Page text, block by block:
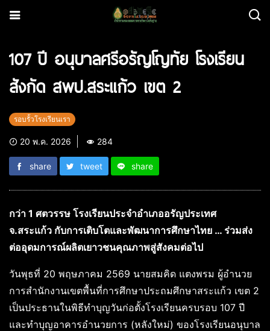
107 ปี อนุบาลศรีอรัญโญทัย โรงเรียน
สังกัด สพป.สระแก้ว เขต 2
รอบรั้วโรงเรียนเรา
20 พ.ค. 2026 284
share tweet share
กว่า 1 ศตวรรษ โรงเรียนประจำอำเภออรัญประเทศ
จ.สระแก้ว กับการเติบโตและพัฒนาการศึกษาไทย … ร่วมส่ง
ต่ออุดมการณ์ผลิตเยาวชนคุณภาพสู่สังคมต่อไป
วันพุธที่ 20 พฤษภาคม 2569 นายสมคิด แตงพรม ผู้อำนวย
การสำนักงานเขตพื้นที่การศึกษาประถมศึกษาสระแก้ว เขต 2
เป็นประธานในพิธีทำบุญวันก่อตั้งโรงเรียนครบรอบ 107 ปี
และทำบุญอาคารอำนวยการ (หลังใหม่) ของโรงเรียนอนุบาล